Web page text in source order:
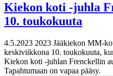
Kiekon koti -juhla
10. toukokuuta
4.5.2023 2023 Jääkiekon MM-
keskiviikkona 10. toukokuuta,
Kiekon koti -juhlan Frenckellin
Tapahtumaan on vapaa pääsy.